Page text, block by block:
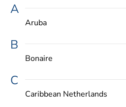
A
Aruba
B
Bonaire
C
Caribbean Netherlands